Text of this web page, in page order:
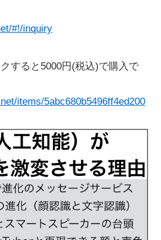
#!/inquiry
すると5000円(税込)で購入で
items/5abc680b5496ff4ed200